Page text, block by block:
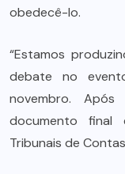
obedecê-lo.
“Estamos
debate no
novembro. Após
documento final
Tribunais de